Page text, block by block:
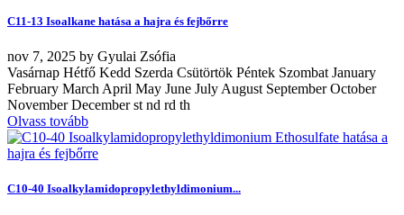
C11-13 Isoalkane hatása a hajra és fejbőrre
nov 7, 2025 by Gyulai Zsófia
Vasárnap Hétfő Kedd Szerda Csütörtök Péntek Szombat January
February March April May June July August September October
November December st nd rd th
Olvass tovább
C10-40 Isoalkylamidopropylethyldimonium...